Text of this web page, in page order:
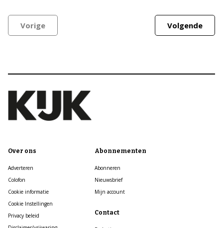
Vorige Volgende
Over ons
Adverteren
Colofon
Cookie informatie
Cookie Instellingen
Privacy beleid
Abonnementen
Abonneren
Nieuwsbrief
Mijn account
Contact